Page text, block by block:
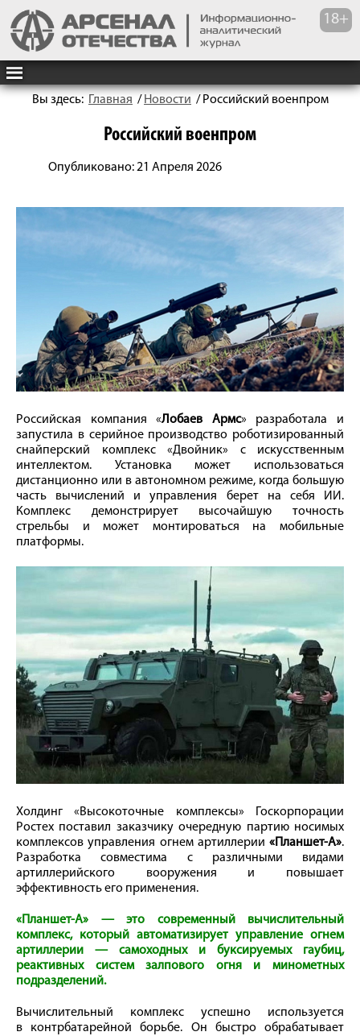
Вы здесь: Главная / Новости / Российский военпром
Российский военпром
Опубликовано: 21 Апреля 2026
Российская компания «Лобаев Армс» разработала и
запустила в серийное производство роботизированный
снайперский комплекс «Двойник» с искусственным
интеллектом. Установка может использоваться
дистанционно или в автономном режиме, когда большую
часть вычислений и управления берет на себя ИИ.
Комплекс демонстрирует высочайшую точность
стрельбы и может монтироваться на мобильные
платформы.
Холдинг «Высокоточные комплексы» Госкорпорации
Ростех поставил заказчику очередную партию носимых
комплексов управления огнем артиллерии «Планшет-А».
Разработка совместима с различными видами
артиллерийского вооружения и повышает
эффективность его применения.
«Планшет-А» — это современный вычислительный
комплекс, который автоматизирует управление огнем
артиллерии — самоходных и буксируемых гаубиц,
реактивных систем залпового огня и минометных
подразделений.
Вычислительный комплекс успешно используется
в контрбатарейной борьбе. Он быстро обрабатывает